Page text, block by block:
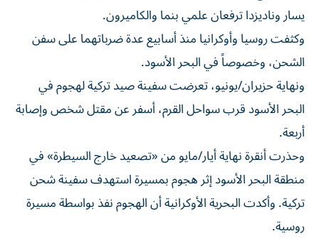
يسار وناديزدا ترفعان علمي بنما والكاميرون.
وكثفت روسيا وأوكرانيا منذ أسابيع عدة ضرباتهما على سفن
الشحن، وخصوصاً في البحر الأسود.
ونهاية حزيران/يونيو، تعرضت سفينة صيد تركية لهجوم في
البحر الأسود قرب سواحل القرم، أسفر عن مقتل شخص وإصابة
أربعة.
وحذرت أنقرة نهاية أيار/مايو من «تصعيد خارج السيطرة» في
منطقة البحر الأسود إثر هجوم بمسيرة استهدف سفينة شحن
تركية. وأكدت البحرية الأوكرانية أن الهجوم نفذ بواسطة مسيرة
روسية.